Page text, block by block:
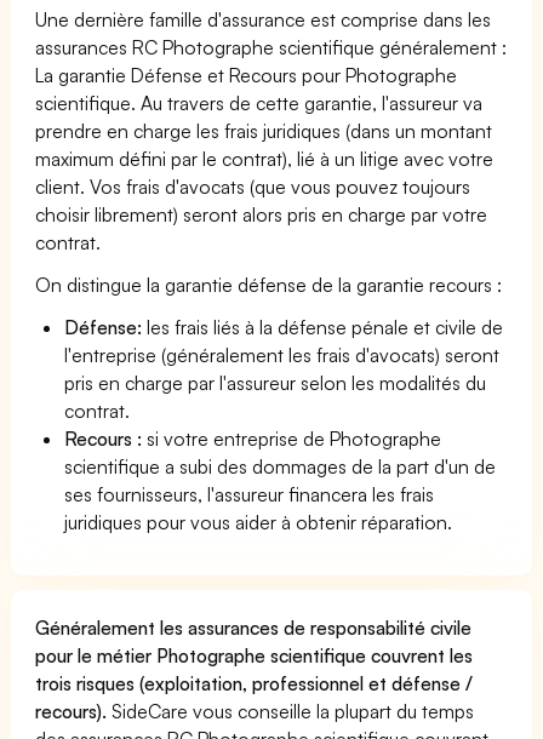
Une dernière famille d'assurance est comprise dans les
assurances RC Photographe scientifique généralement :
La garantie Défense et Recours pour Photographe
scientifique. Au travers de cette garantie, l'assureur va
prendre en charge les frais juridiques (dans un montant
maximum défini par le contrat), lié à un litige avec votre
client. Vos frais d'avocats (que vous pouvez toujours
choisir librement) seront alors pris en charge par votre
contrat.
On distingue la garantie défense de la garantie recours :
Défense: les frais liés à la défense pénale et civile de
l'entreprise (généralement les frais d'avocats) seront
pris en charge par l'assureur selon les modalités du
contrat.
Recours : si votre entreprise de Photographe
scientifique a subi des dommages de la part d'un de
ses fournisseurs, l'assureur financera les frais
juridiques pour vous aider à obtenir réparation.
Généralement les assurances de responsabilité civile
pour le métier Photographe scientifique couvrent les
trois risques (exploitation, professionnel et défense /
recours). SideCare vous conseille la plupart du temps